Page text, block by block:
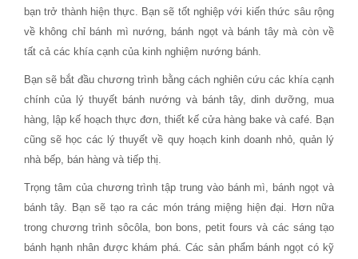
bạn trở thành hiện thực. Bạn sẽ tốt nghiệp với kiến ​​thức sâu rộng
về không chỉ bánh mì nướng, bánh ngọt và bánh tây mà còn về
tất cả các khía cạnh của kinh nghiệm nướng bánh.
Bạn sẽ bắt đầu chương trình bằng cách nghiên cứu các khía cạnh
chính của lý thuyết bánh nướng và bánh tây, dinh dưỡng, mua
hàng, lập kế hoạch thực đơn, thiết kế cửa hàng bake và café. Bạn
cũng sẽ học các lý thuyết về quy hoạch kinh doanh nhỏ, quản lý
nhà bếp, bán hàng và tiếp thị.
Trọng tâm của chương trình tập trung vào bánh mì, bánh ngọt và
bánh tây. Bạn sẽ tạo ra các món tráng miệng hiện đại. Hơn nữa
trong chương trình sôcôla, bon bons, petit fours và các sáng tạo
bánh hạnh nhân được khám phá. Các sản phẩm bánh ngọt có kỹ